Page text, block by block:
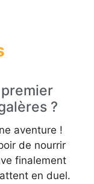
?
aventure !
de nourrir
finalement
en duel.